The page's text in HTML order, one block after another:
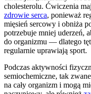
cholesterolu. Ćwiczenia
zdrowie serca, ponieważ
mięsień sercowy i obniża
potrzebuje mniej uderzeń,
do organizmu — dlatego
regularnie uprawiają sport.
Podczas aktywności
semiochemiczne, tak
na cały organizm i mogą